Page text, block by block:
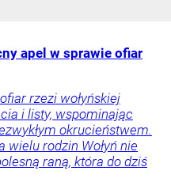
apel w sprawie ofiar
rzezi wołyńskiej
i listy, wspominając
okrucieństwem.
wielu rodzin Wołyń nie
raną, która do dziś